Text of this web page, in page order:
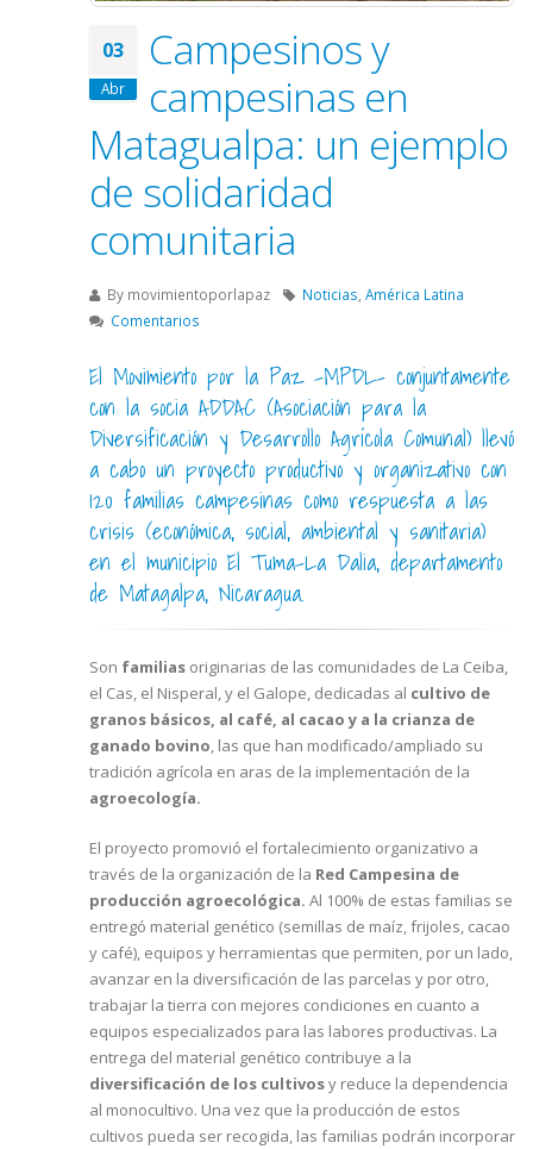
03
Abr
Campesinos y
campesinas en
Matagualpa: un ejemplo
de solidaridad
comunitaria
By movimientoporlapaz Noticias América Latina
Comentarios
El Movimiento por la Paz -MPDL- conjuntamente
con la socia ADDAC (Asociación para la
Diversificación y Desarrollo Agrícola Comunal) llevó
a cabo un proyecto productivo y organizativo con
120 familias campesinas como respuesta a las
crisis (económica, social, ambiental y sanitaria)
en el municipio El Tuma-La Dalia, departamento
de Matagalpa, Nicaragua.
Son familias originarias de las comunidades de La Ceiba,
el Cas, el Nisperal, y el Galope, dedicadas al cultivo de
granos básicos, al café, al cacao y a la crianza de
ganado bovino , las que han modificado/ampliado su
tradición agrícola en aras de la implementación de la
agroecología.
El proyecto promovió el fortalecimiento organizativo a
través de la organización de la Red Campesina de
producción agroecológica. Al 100% de estas familias se
entregó material genético (semillas de maíz, frijoles, cacao
y café), equipos y herramientas que permiten, por un lado,
avanzar en la diversificación de las parcelas y por otro,
trabajar la tierra con mejores condiciones en cuanto a
equipos especializados para las labores productivas. La
entrega del material genético contribuye a la
diversificación de los cultivosy reduce la dependencia
al monocultivo. Una vez que la producción de estos
cultivos pueda ser recogida, las familias podrán incorporar